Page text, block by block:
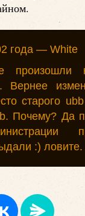
года — White
произошли
Вернее
старого
Почему? Да
:) ловите.